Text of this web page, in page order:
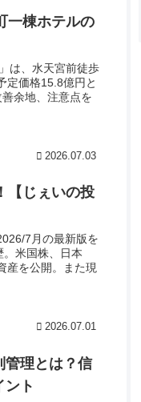
一棟ホテルの
は、水天宮前徒歩
定価格15.8億円と
余地、注意点を
2026.07.03
【じぇいの投
7月の最新版を
米国株、日本
産を公開。また現
2026.07.01
管理とは？信
ント